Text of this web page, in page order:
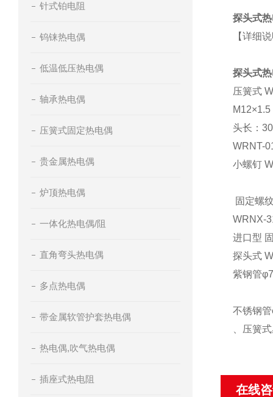
针式铂电阻
钨铼热电偶
低温低压热电偶
轴承热电偶
压簧式固定热电偶
贵金属热电偶
炉顶热电偶
一体化热电偶/阻
直角弯头热电偶
多点热电偶
带金属软管护套热电偶
热电偶,吹气热电偶
插座式热电阻
探头式
【详细
探头式
压簧式
头长：
WRNT-
小螺钉
固定螺
WRNX-
进口型
探头式
紫钢管φ7
不锈钢
、压簧
在线